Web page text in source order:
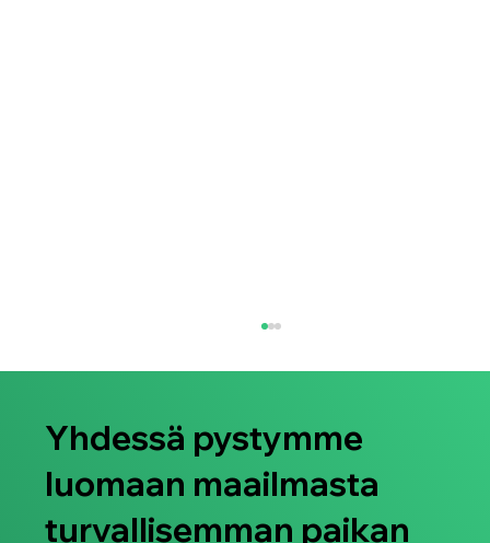
Yhdessä pystymme
luomaan maailmasta
turvallisemman paikan